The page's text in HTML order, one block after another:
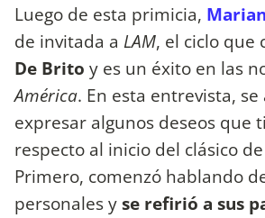
Luego de esta primicia,
de invitada a LAM, el ciclo que
De Brito y es un éxito en las
América. En esta entrevista, se
expresar algunos deseos que
respecto al inicio del clásico de
Primero, comenzó hablando
personales yse refirió a sus